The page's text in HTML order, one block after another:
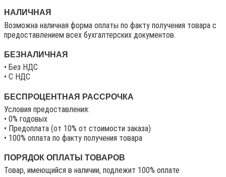
НАЛИЧНАЯ
Возможна наличная форма оплаты по факту получения товара с
предоставлением всех бухгалтерских документов.
БЕЗНАЛИЧНАЯ
• Без НДС
• C НДС
БЕСПРОЦЕНТНАЯ РАССРОЧКА
Условия предоставления:
• 0% годовых
• Предоплата (от 10% от стоимости заказа)
• 100% оплата по факту получения товара
ПОРЯДОК ОПЛАТЫ ТОВАРОВ
Товар, имеющийся в наличии, подлежит 100% оплате